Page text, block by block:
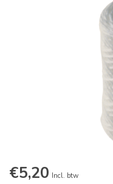
€5,20 Incl. btw